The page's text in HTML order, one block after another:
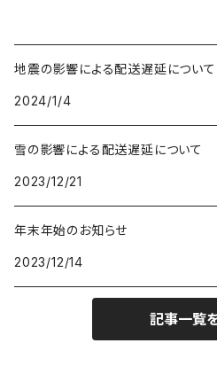
地震の影響による配送遅延について
2024/1/4
雪の影響による配送遅延について
2023/12/21
年末年始のお知らせ
2023/12/14
記事一覧